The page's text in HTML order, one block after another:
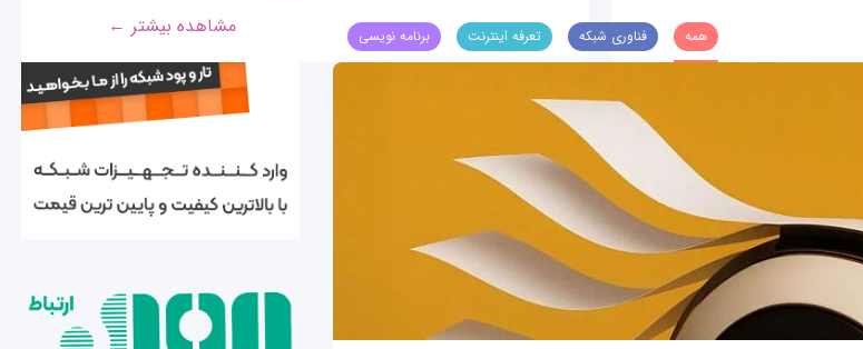
مشاهده بیشتر ← همه فناوری شبکه تعرفه اینترنت برنامه نویسی